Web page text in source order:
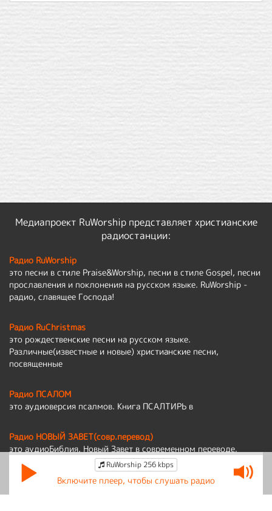
Медиапроект RuWorship представляет христианские
радиостанции:
Радио RuWorship
это песни в стиле Praise&Worship, песни в стиле Gospel, песни
прославления и поклонения на русском языке. RuWorship -
радио, славящее Господа!
Радио RuChristmas
это рождественские песни на русском языке.
Различные(известные и новые) христианские песни,
посвященные
Радио ПСАЛОМ
это аудиоверсия псалмов. Книга ПСАЛТИРЬ в
Радио НОВЫЙ ЗАВЕТ(совр.перевод)
это аудиоБиблия, Новый Завет в современном переводе.
Политика обработки персональных данных
RuWorship 256 kbps
Включите плеер, чтобы слушать радио